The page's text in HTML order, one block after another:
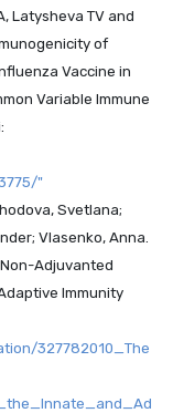
Latysheva TV and
of
Vaccine in
Variable Immune
"
Svetlana;
Vlasenko, Anna.
Adjuvanted
Immunity
327782010_The